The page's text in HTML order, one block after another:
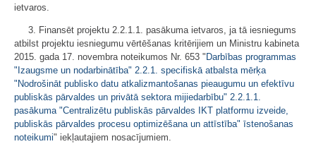
ietvaros.
3. Finansēt projektu 2.2.1.1. pasākuma ietvaros, ja tā iesniegums
atbilst projektu iesniegumu vērtēšanas kritērijiem un Ministru kabineta
2015. gada 17. novembra noteikumos Nr. 653 " Darbības programmas
"Izaugsme un nodarbinātība" 2.2.1. specifiskā atbalsta mērķa
"Nodrošināt publisko datu atkalizmantošanas pieaugumu un efektīvu
publiskās pārvaldes un privātā sektora mijiedarbību" 2.2.1.1.
pasākuma "Centralizētu publiskās pārvaldes IKT platformu izveide,
publiskās pārvaldes procesu optimizēšana un attīstība" īstenošanas
noteikumi" iekļautajiem nosacījumiem.